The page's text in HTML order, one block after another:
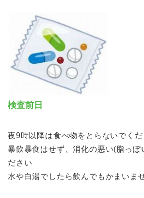
検査前日
夜9時以降は食べ物をとらないでくだ
暴飲暴食はせず、消化の悪い(脂っぽ
ださい
水や白湯でしたら飲んでもかまいま